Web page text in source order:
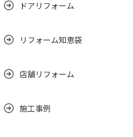
ドアリフォーム
リフォーム知恵袋
店舗リフォーム
施工事例